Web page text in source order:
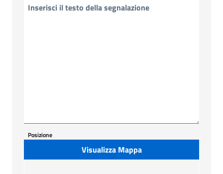
Posizione
Visualizza Mappa